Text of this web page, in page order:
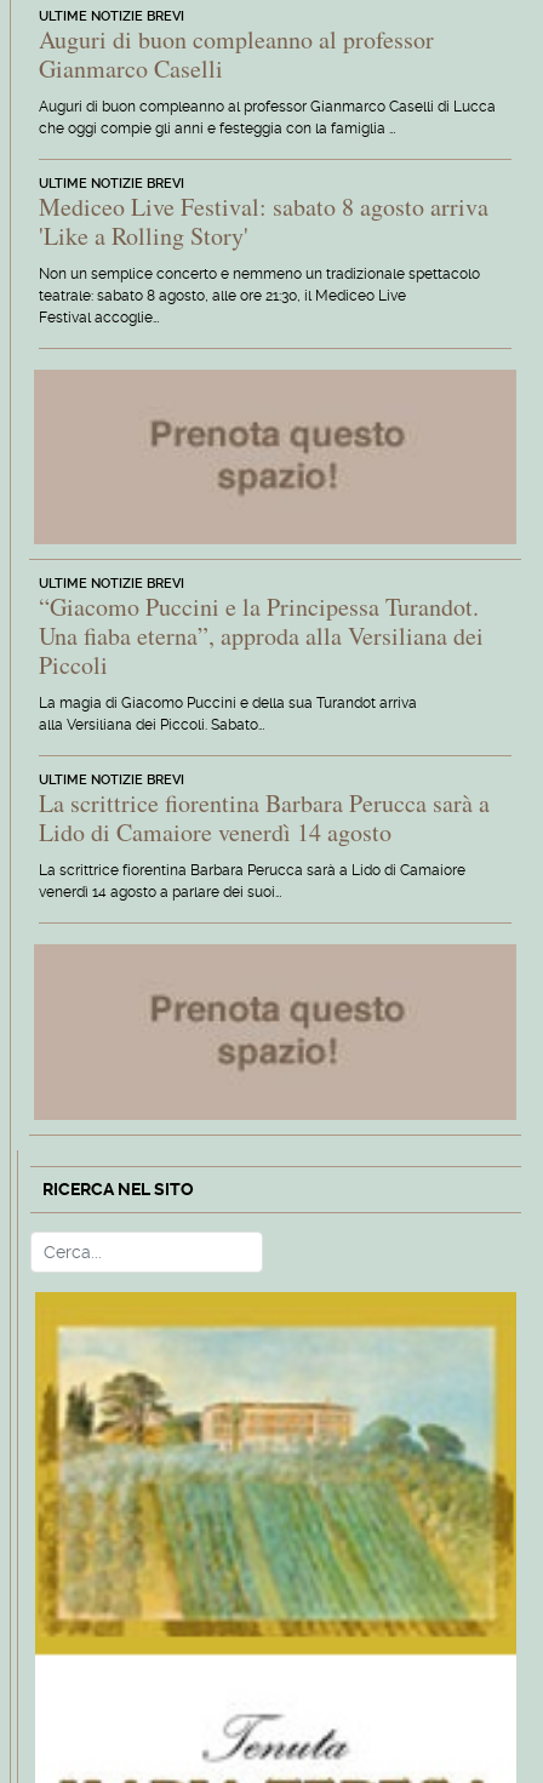
ULTIME NOTIZIE BREVI
Auguri di buon compleanno al professor
Gianmarco Caselli
Auguri di buon compleanno al professor Gianmarco Caselli di Lucca
che oggi compie gli anni e festeggia con la famiglia …
ULTIME NOTIZIE BREVI
Mediceo Live Festival: sabato 8 agosto arriva
'Like a Rolling Story'
Non un semplice concerto e nemmeno un tradizionale spettacolo
teatrale: sabato 8 agosto, alle ore 21:30, il Mediceo Live
Festival accoglie…
ULTIME NOTIZIE BREVI
“Giacomo Puccini e la Principessa Turandot.
Una fiaba eterna”, approda alla Versiliana dei
Piccoli
La magia di Giacomo Puccini e della sua Turandot arriva
alla Versiliana dei Piccoli. Sabato…
ULTIME NOTIZIE BREVI
La scrittrice fiorentina Barbara Perucca sarà a
Lido di Camaiore venerdì 14 agosto
La scrittrice fiorentina Barbara Perucca sarà a Lido di Camaiore
venerdì 14 agosto a parlare dei suoi…
RICERCA NEL SITO
Cerca Type 2 or more characters for